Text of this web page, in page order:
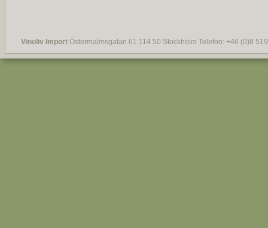
Vinoliv Import Östermalmsgatan 61 114 50 Stockholm Telefon: +46 (0)8